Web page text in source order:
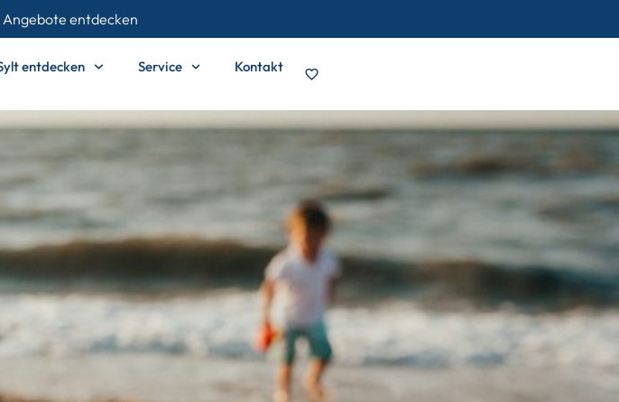
entdecken
entdecken Service Kontakt